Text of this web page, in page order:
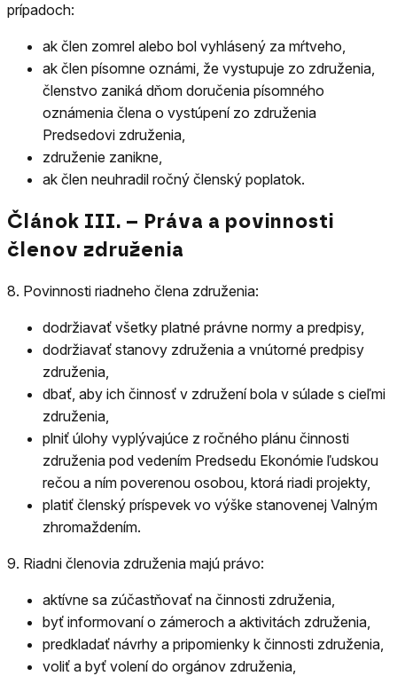
prípadoch:
ak člen zomrel alebo bol vyhlásený za mŕtveho,
ak člen písomne oznámi, že vystupuje zo združenia,
členstvo zaniká dňom doručenia písomného
oznámenia člena o vystúpení zo združenia
Predsedovi združenia,
združenie zanikne,
ak člen neuhradil ročný členský poplatok.
Článok III. – Práva a povinnosti
členov združenia
8. Povinnosti riadneho člena združenia:
dodržiavať všetky platné právne normy a predpisy,
dodržiavať stanovy združenia a vnútorné predpisy
združenia,
dbať, aby ich činnosť v združení bola v súlade s cieľmi
združenia,
plniť úlohy vyplývajúce z ročného plánu činnosti
združenia pod vedením Predsedu Ekonómie ľudskou
rečou a ním poverenou osobou, ktorá riadi projekty,
platiť členský príspevek vo výške stanovenej Valným
zhromaždením.
9. Riadni členovia združenia majú právo:
aktívne sa zúčastňovať na činnosti združenia,
byť informovaní o zámeroch a aktivitách združenia,
predkladať návrhy a pripomienky k činnosti združenia,
voliť a byť volení do orgánov združenia,